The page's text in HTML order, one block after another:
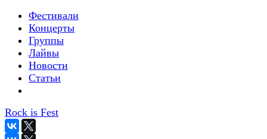
Фестивали
Концерты
Группы
Лайвы
Новости
Статьи
Rock is Fest